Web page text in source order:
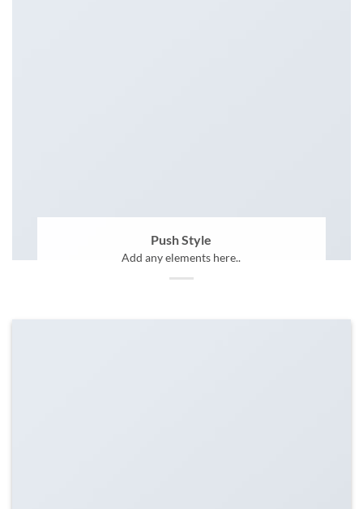
Push Style
Add any elements here..